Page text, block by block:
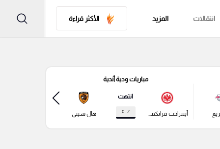
انتقالات المزيد الأكثر قراءة
مباريات ودية أندية
آينتراخت فرانكفورت
انتهت
2 : 0 هال سيتي